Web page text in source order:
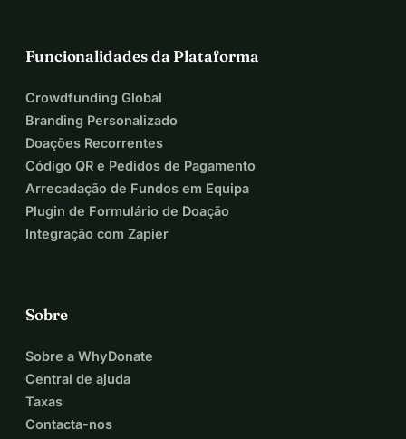
Funcionalidades da Plataforma
Crowdfunding Global
Branding Personalizado
Doações Recorrentes
Código QR e Pedidos de Pagamento
Arrecadação de Fundos em Equipa
Plugin de Formulário de Doação
Integração com Zapier
Sobre
Sobre a WhyDonate
Central de ajuda
Taxas
Contacta-nos